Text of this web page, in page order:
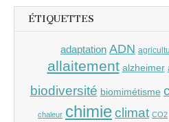
ÉTIQUETTES
adaptation ADN
allaitement alzheimer
biodiversité biomimétisme
chaleur chimieclimat CO2